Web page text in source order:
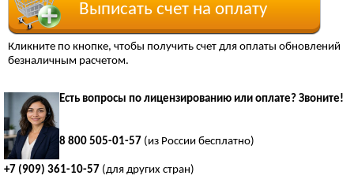
Выписать счет на оплату
Кликните по кнопке, чтобы получить счет для оплаты обновлений
безналичным расчетом.
Есть вопросы по лицензированию или оплате? Звоните!
8 800 505-01-57 (из России бесплатно)
+7 (909) 361-10-57 (для других стран)